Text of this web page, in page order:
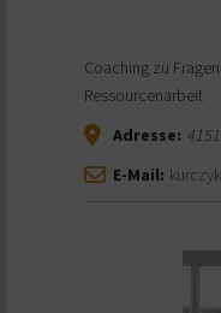
Coaching zu
Ressourcenarbeit
Adresse:
E-Mail: